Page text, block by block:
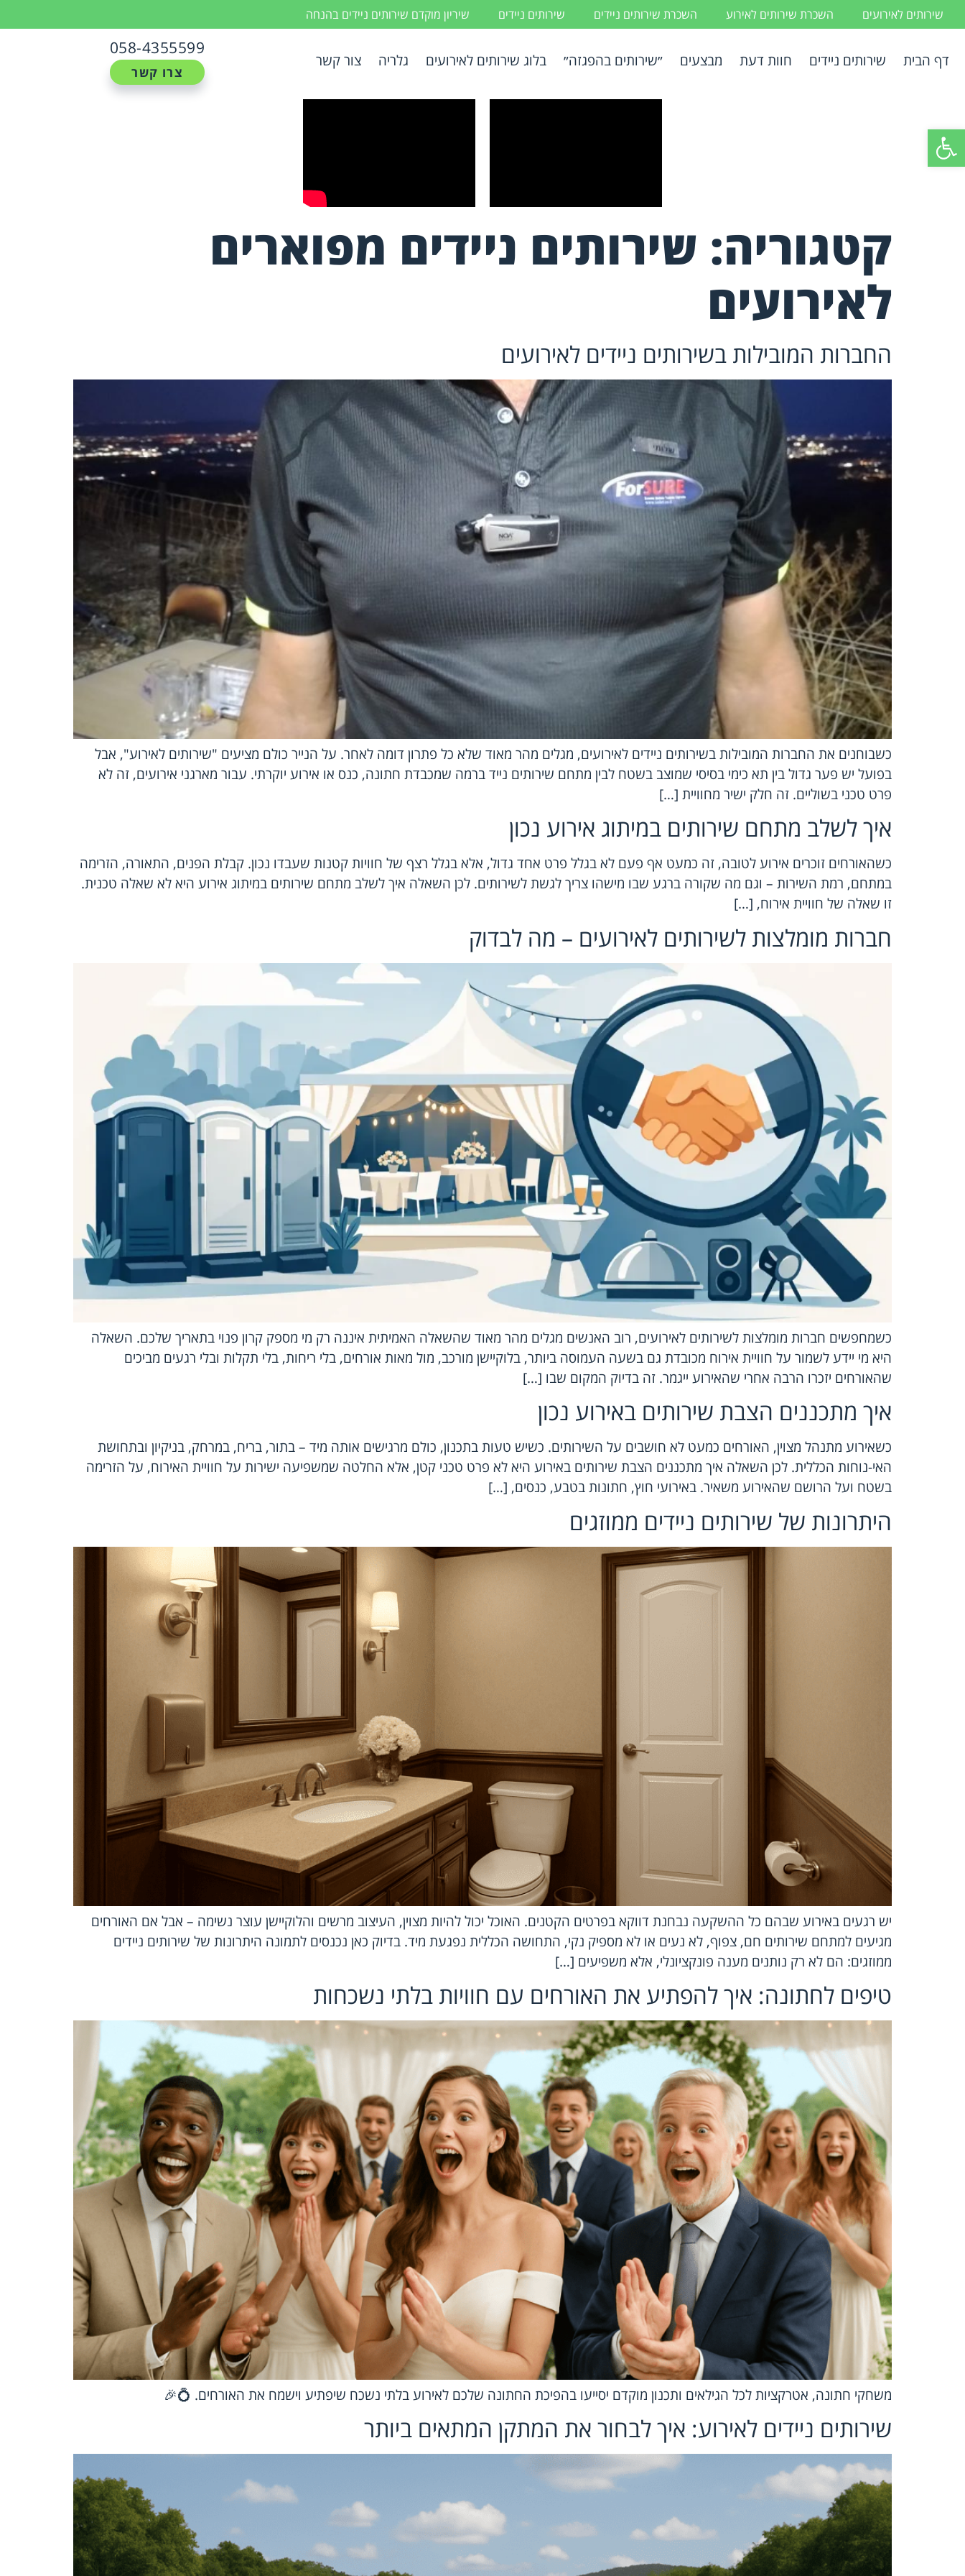
פתח סרגל נגישות
שירותים לאירועים השכרת שירותים לאירוע השכרת שירותים ניידים שירותים ניידים שיריון מוקדם שירותים ניידים בהנחה
דף הבית שירותים ניידים חוות דעת מבצעים ״שירותים בהפגזה״ בלוג שירותים לאירועים גלריה צור קשר
058-4355599
צרו קשר
קטגוריה: שירותים ניידים מפוארים
לאירועים
החברות המובילות בשירותים ניידים לאירועים
כשבוחנים את החברות המובילות בשירותים ניידים לאירועים, מגלים מהר מאוד שלא כל פתרון דומה לאחר. על הנייר כולם מציעים "שירותים לאירוע", אבל
בפועל יש פער גדול בין תא כימי בסיסי שמוצב בשטח לבין מתחם שירותים נייד ברמה שמכבדת חתונה, כנס או אירוע יוקרתי. עבור מארגני אירועים, זה לא
פרט טכני בשוליים. זה חלק ישיר מחוויית […]
איך לשלב מתחם שירותים במיתוג אירוע נכון
כשהאורחים זוכרים אירוע לטובה, זה כמעט אף פעם לא בגלל פרט אחד גדול, אלא בגלל רצף של חוויות קטנות שעבדו נכון. קבלת הפנים, התאורה, הזרימה
במתחם, רמת השירות – וגם מה שקורה ברגע שבו מישהו צריך לגשת לשירותים. לכן השאלה איך לשלב מתחם שירותים במיתוג אירוע היא לא שאלה טכנית.
זו שאלה של חוויית אירוח, […]
חברות מומלצות לשירותים לאירועים – מה לבדוק
כשמחפשים חברות מומלצות לשירותים לאירועים, רוב האנשים מגלים מהר מאוד שהשאלה האמיתית איננה רק מי מספק קרון פנוי בתאריך שלכם. השאלה
היא מי יידע לשמור על חוויית אירוח מכובדת גם בשעה העמוסה ביותר, בלוקיישן מורכב, מול מאות אורחים, בלי ריחות, בלי תקלות ובלי רגעים מביכים
שהאורחים יזכרו הרבה אחרי שהאירוע ייגמר. זה בדיוק המקום שבו […]
איך מתכננים הצבת שירותים באירוע נכון
כשאירוע מתנהל מצוין, האורחים כמעט לא חושבים על השירותים. כשיש טעות בתכנון, כולם מרגישים אותה מיד – בתור, בריח, במרחק, בניקיון ובתחושת
האי-נוחות הכללית. לכן השאלה איך מתכננים הצבת שירותים באירוע היא לא פרט טכני קטן, אלא החלטה שמשפיעה ישירות על חוויית האירוח, על הזרימה
בשטח ועל הרושם שהאירוע משאיר. באירועי חוץ, חתונות בטבע, כנסים, […]
היתרונות של שירותים ניידים ממוזגים
יש רגעים באירוע שבהם כל ההשקעה נבחנת דווקא בפרטים הקטנים. האוכל יכול להיות מצוין, העיצוב מרשים והלוקיישן עוצר נשימה – אבל אם האורחים
מגיעים למתחם שירותים חם, צפוף, לא נעים או לא מספיק נקי, התחושה הכללית נפגעת מיד. בדיוק כאן נכנסים לתמונה היתרונות של שירותים ניידים
ממוזגים: הם לא רק נותנים מענה פונקציונלי, אלא משפיעים […]
טיפים לחתונה: איך להפתיע את האורחים עם חוויות בלתי נשכחות
משחקי חתונה, אטרקציות לכל הגילאים ותכנון מוקדם יסייעו בהפיכת החתונה שלכם לאירוע בלתי נשכח שיפתיע וישמח את האורחים. 💍🎉
שירותים ניידים לאירוע: איך לבחור את המתקן המתאים ביותר